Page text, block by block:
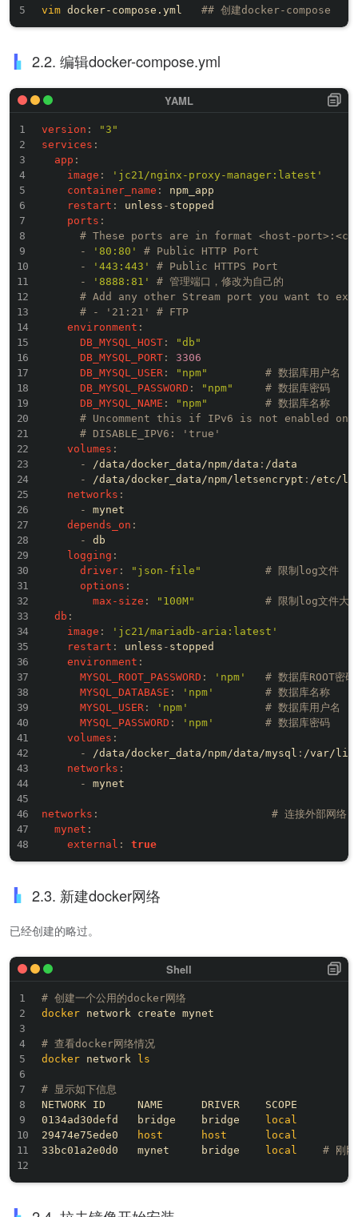
vim docker-compose.yml ## 创建docker-compose
2.2. 编辑docker-compose.yml
version :
"3"
services :
app :
image :
'jc21/nginx-proxy-manager:latest'
container_name :
npm_app
restart : unless - stopped
ports :
# These ports are in format <host-
-
'80:80'
# Public HTTP Port
-
'443:443'
# Public HTTPS Port
-
'8888:81'
# 管理端口，修改为自己的
# Add any other Stream port you want to
# - '21:21' # FTP
environment :
DB_MYSQL_HOST :
"db"
DB_MYSQL_PORT :
3306
DB_MYSQL_USER : "npm"
# 数据库用户名
DB_MYSQL_PASSWORD : "npm"
# 数据库密码
DB_MYSQL_NAME : "npm"
# 数据库名称
# Uncomment this if IPv6 is not enabled on
# DISABLE_IPV6: 'true'
volumes :
-
/data/docker_data/npm/data : /data
-
/data/docker_data/npm/letsencrypt : /etc/
networks :
-
mynet
depends_on :
-
db
logging :
driver : "json-file"
# 限制log文件
options :
max-size : "100M"
# 限制log文件大
db :
image :
'jc21/mariadb-aria:latest'
restart : unless - stopped
environment :
MYSQL_ROOT_PASSWORD : 'npm'
# 数据库ROOT密码
MYSQL_DATABASE : 'npm'
# 数据库名称
MYSQL_USER : 'npm'
# 数据库用户名
MYSQL_PASSWORD : 'npm'
# 数据库密码
volumes :
-
/data/docker_data/npm/data/mysql : /var/lib/
networks :
-
mynet
networks :
# 连接外部网络
mynet :
external : true
2.3. 新建docker网络
已经创建的略过。
# 创建一个公用的docker网络
docker network create mynet
# 查看docker网络情况
docker network ls
# 显示如下信息
NETWORK ID     NAME      DRIVER    SCOPE
0134ad30defd   bridge    bridge
local
29474e75ede0
host host
local
33bc01a2e0d0   mynet     bridge
local # 刚刚